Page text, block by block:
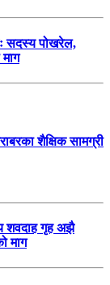
सदस्य पोखरेल,
शैक्षिक सामग्री
शवदाह गृह अझै
माग